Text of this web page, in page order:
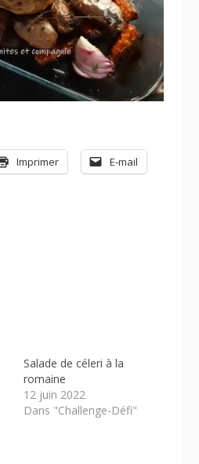
Imprimer E-mail
Salade de céleri à la
romaine
12 juin 2022
Dans "Challenge-Défi"